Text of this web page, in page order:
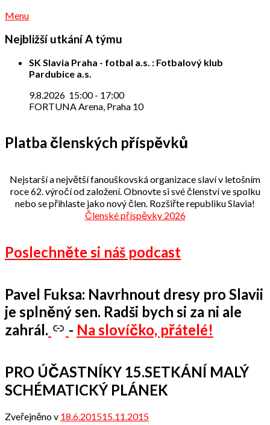
Menu
Nejbližší utkání A týmu
SK Slavia Praha - fotbal a.s. : Fotbalový klub
Pardubice a.s.
9.8.2026 15:00- 17:00
FORTUNA Arena, Praha 10
Platba členských příspěvků
Nejstarší a největší fanouškovská organizace slaví v letošním
roce 62. výročí od založení. Obnovte si své členství ve spolku
nebo se přihlaste jako nový člen. Rozšiřte republiku Slavia!
Členské příspěvky 2026
Poslechněte si náš podcast
Pavel Fuksa: Navrhnout dresy pro Slavii
je splněný sen. Radši bych si za ni ale
zahrál.
- Na slovíčko, přátelé!
PRO ÚČASTNÍKY 15.SETKÁNÍ MALÝ
SCHÉMATICKÝ PLÁNEK
Zveřejněno v 18.6.201515.11.2015